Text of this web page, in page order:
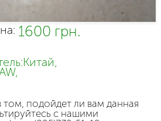
1600 грн.
том, подойдет ли вам данная
с нашими